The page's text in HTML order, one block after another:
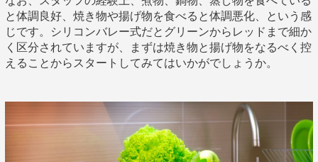
と体調良好、焼き物や揚げ物を食べると体調悪化、という感
じです。シリコンバレー式だとグリーンからレッドまで細か
く区分されていますが、まずは焼き物と揚げ物をなるべく控
えることからスタートしてみてはいかがでしょうか。